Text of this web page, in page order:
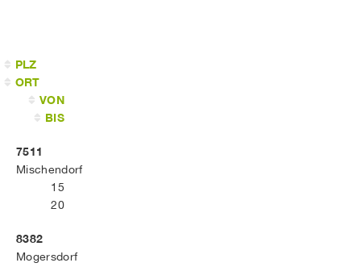
PLZ
ORT
VON
BIS
7511
Mischendorf
15
20
8382
Mogersdorf